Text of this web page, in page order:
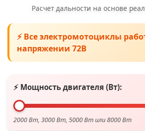
Расчет дальности на основе
⚡ Все электромотоциклы
напряжении 72В
⚡ Мощность двигателя (Вт):
2000 Вт, 3000 Вт, 5000 Вт или 8000 Вт